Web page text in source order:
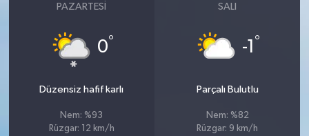
PAZARTESI
0°
Düzensiz hafif karlı
Nem: %93
Rüzgar: 12 km/h
SALI
-1 °
Parçalı Bulutlu
Nem: %82
Rüzgar: 9 km/h